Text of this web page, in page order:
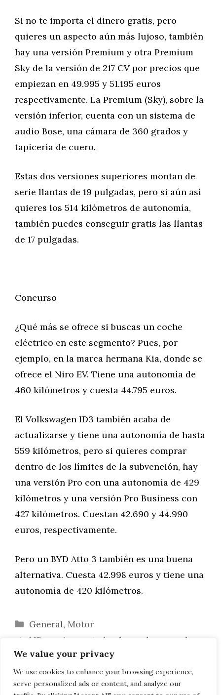
We value your privacy
We use cookies to enhance your browsing experience,
serve personalized ads or content, and analyze our
Si no te importa el dinero gratis, pero
quieres un aspecto aún más lujoso, también
hay una versión Premium y otra Premium
Sky de la versión de 217 CV por precios que
empiezan en 49.995 y 51.195 euros
respectivamente. La Premium (Sky), sobre la
versión inferior, cuenta con un sistema de
audio Bose, una cámara de 360 grados y
tapicería de cuero.
Estas dos versiones superiores montan de
serie llantas de 19 pulgadas, pero si aún así
quieres los 514 kilómetros de autonomía,
también puedes conseguir gratis las llantas
de 17 pulgadas.
Concurso
¿Qué más se ofrece si buscas un coche
eléctrico en este segmento? Pues, por
ejemplo, en la marca hermana Kia, donde se
ofrece el Niro EV. Tiene una autonomía de
460 kilómetros y cuesta 44.795 euros.
El Volkswagen ID3 también acaba de
actualizarse y tiene una autonomía de hasta
559 kilómetros, pero si quieres comprar
dentro de los límites de la subvención, hay
una versión Pro con una autonomía de 429
kilómetros y una versión Pro Business con
427 kilómetros. Cuestan 42.690 y 44.990
euros, respectivamente.
Pero un BYD Atto 3 también es una buena
alternativa. Cuesta 42.998 euros y tiene una
autonomía de 420 kilómetros.
Categorías
General, Motor
NS persigue a todo el mundo en coche
en hora punta
Blog Spot de la Semana: Renault Twizy
Sport F1